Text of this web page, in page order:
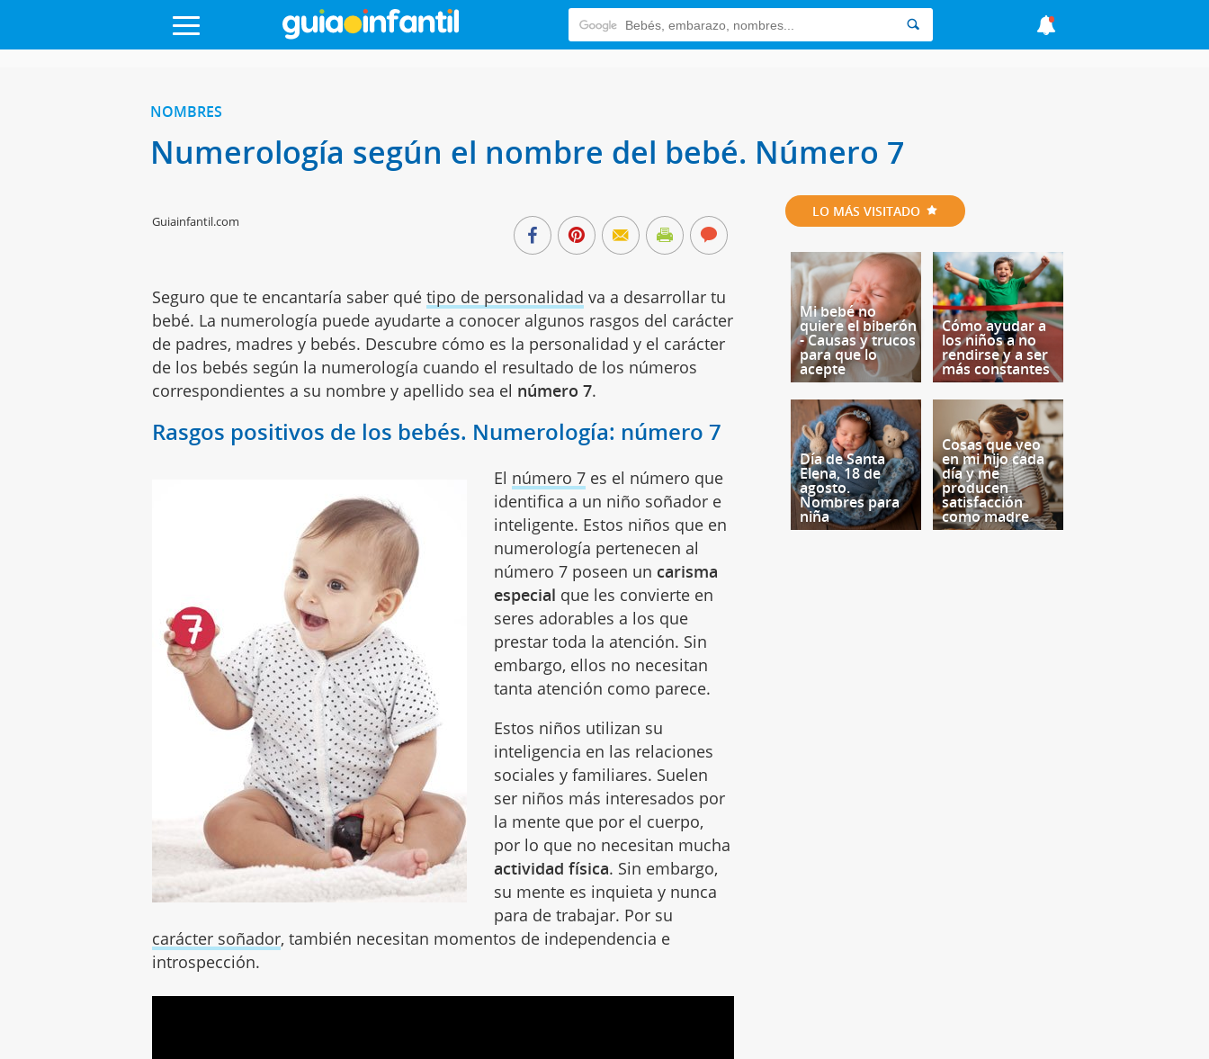
NOMBRES
Numerología según el nombre del bebé. Número 7
Guiainfantil.com
Seguro que te encantaría saber quétipo de personalidad va a desarrollar tu
bebé. La numerología puede ayudarte a conocer algunos rasgos del carácter
de padres, madres y bebés. Descubre cómo es la personalidad y el carácter
de los bebés según la numerología cuando el resultado de los números
correspondientes a su nombre y apellido sea el número 7.
Rasgos positivos de los bebés. Numerología: número 7
El número 7 es el número que
identifica a un niño soñador e
inteligente. Estos niños que en
numerología pertenecen al
número 7 poseen un carisma
especial que les convierte en
seres adorables a los que
prestar toda la atención. Sin
embargo, ellos no necesitan
tanta atención como parece.
Estos niños utilizan su
inteligencia en las relaciones
sociales y familiares. Suelen
ser niños más interesados por
la mente que por el cuerpo,
por lo que no necesitan mucha
actividad física. Sin embargo,
su mente es inquieta y nunca
para de trabajar. Por su
carácter soñador, también necesitan momentos de independencia e
introspección.
LO MÁS VISITADO
Mi bebé no
quiere el biberón
- Causas y trucos
para que lo
acepte
Cómo ayudar a
los niños a no
rendirse y a ser
más constantes
Día de Santa
Elena, 18 de
agosto.
Nombres para
niña
Cosas que veo
en mi hijo cada
día y me
producen
satisfacción
como madre